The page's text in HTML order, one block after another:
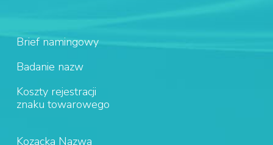
Brief namingowy
Badanie nazw
Koszty rejestracji
znaku towarowego
Kozacka Nazwa